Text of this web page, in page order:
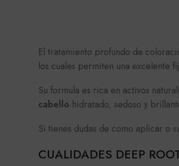
El tratamiento profundo de
los cuales permiten una excelente
Su formula es rica en activos
cabello hidratado, sedoso y
Si tienes dudas de como aplicar o
CUALIDADES DEEP